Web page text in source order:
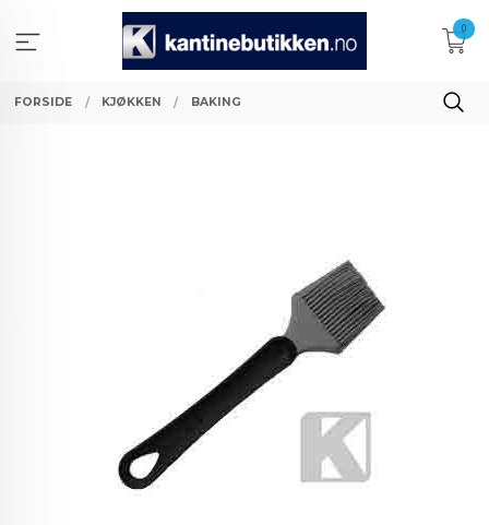
innholdet
0
FORSIDE KJØKKEN BAKING